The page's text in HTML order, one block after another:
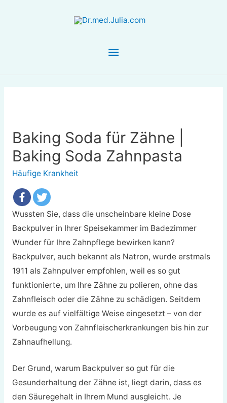
Hauptmenü
Baking Soda für Zähne |
Baking Soda Zahnpasta
Häufige Krankheit
Wussten Sie, dass die unscheinbare kleine Dose
Backpulver in Ihrer Speisekammer im Badezimmer
Wunder für Ihre Zahnpflege bewirken kann?
Backpulver, auch bekannt als Natron, wurde erstmals
1911 als Zahnpulver empfohlen, weil es so gut
funktionierte, um Ihre Zähne zu polieren, ohne das
Zahnfleisch oder die Zähne zu schädigen. Seitdem
wurde es auf vielfältige Weise eingesetzt – von der
Vorbeugung von Zahnfleischerkrankungen bis hin zur
Zahnaufhellung.
Der Grund, warum Backpulver so gut für die
Gesunderhaltung der Zähne ist, liegt darin, dass es
den Säuregehalt in Ihrem Mund ausgleicht. Je